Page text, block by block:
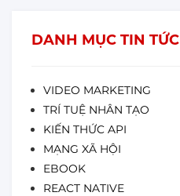
DANH MỤC TIN TỨC
VIDEO MARKETING
TRÍ TUỆ NHÂN TẠO
KIẾN THỨC API
MẠNG XÃ HỘI
EBOOK
REACT NATIVE